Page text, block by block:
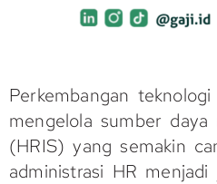
Perkembangan
mengelola sumber daya
(HRIS) yang semakin
administrasi HR